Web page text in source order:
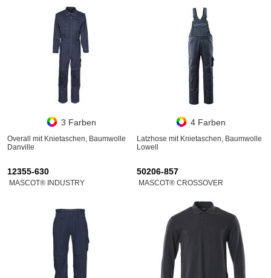
3 Farben
Overall mit Knietaschen, Baumwolle
Danville
4 Farben
Latzhose mit Knietaschen, Baumwolle
Lowell
12355-630
MASCOT® INDUSTRY
50206-857
MASCOT® CROSSOVER